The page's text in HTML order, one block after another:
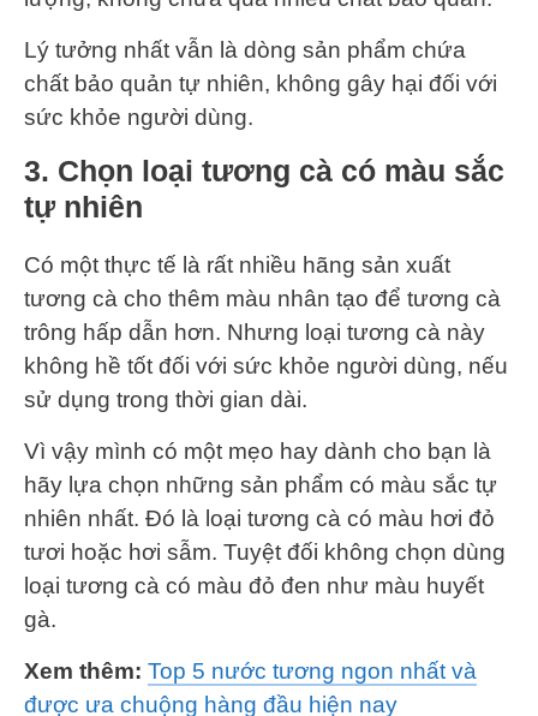
Lý tưởng nhất vẫn là dòng sản phẩm chứa
chất bảo quản tự nhiên, không gây hại đối với
sức khỏe người dùng.
3. Chọn loại tương cà có màu sắc
tự nhiên
Có một thực tế là rất nhiều hãng sản xuất
tương cà cho thêm màu nhân tạo để tương cà
trông hấp dẫn hơn. Nhưng loại tương cà này
không hề tốt đối với sức khỏe người dùng, nếu
sử dụng trong thời gian dài.
Vì vậy mình có một mẹo hay dành cho bạn là
hãy lựa chọn những sản phẩm có màu sắc tự
nhiên nhất. Đó là loại tương cà có màu hơi đỏ
tươi hoặc hơi sẫm. Tuyệt đối không chọn dùng
loại tương cà có màu đỏ đen như màu huyết
gà.
Xem thêm: Top 5 nước tương ngon nhất và
được ưa chuộng hàng đầu hiện nay